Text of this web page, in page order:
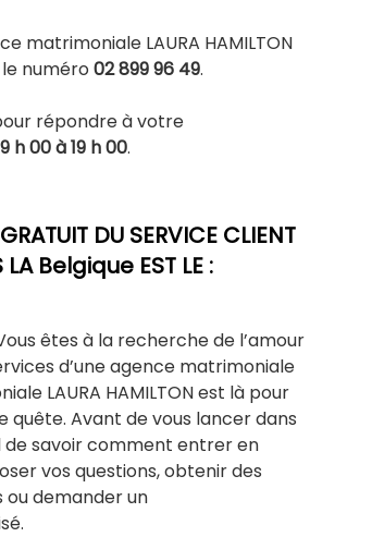
matrimoniale LAURA HAMILTON
numéro 02 899 96 49.
répondre à votre
h 00 à 19 h 00.
DU SERVICE CLIENT
LA Belgique EST LE :
êtes à la recherche de l’amour
d’une agence matrimoniale
LAURA HAMILTON est là pour
Avant de vous lancer dans
savoir comment entrer en
vos questions, obtenir des
ou demander un